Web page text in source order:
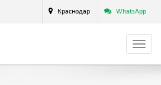
Краснодар WhatsApp